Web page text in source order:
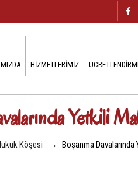
HIZMETLERIMIZ
Yetkili
Köşesi → Boşanma